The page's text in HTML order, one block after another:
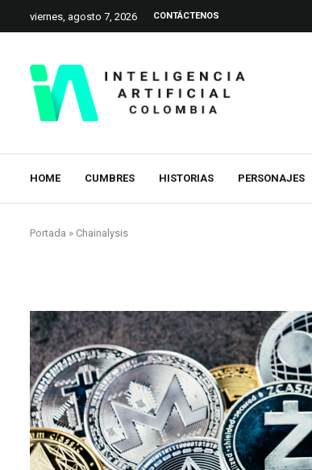
viernes, agosto 7, 2026 CONTÁCTENOS
HOME CUMBRES HISTORIAS PERSONAJES
Portada » Chainalysis